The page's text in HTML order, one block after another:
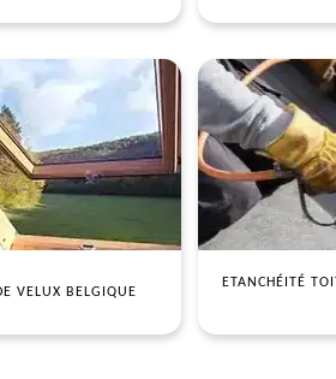
VELUX BELGIQUE
ETANCHÉITÉ